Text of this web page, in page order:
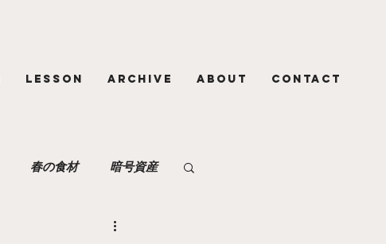
LESSON ARCHIVE ABOUT CONTACT
春の食材 暗号資産